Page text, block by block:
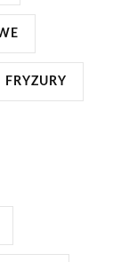
FRYZURY